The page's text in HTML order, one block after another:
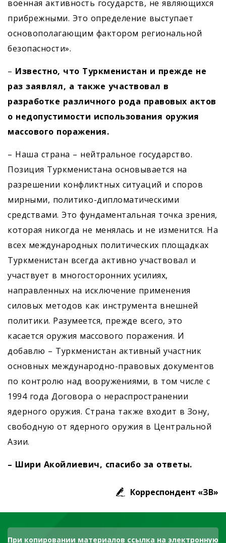
военная активность государств, не являющихся
прибрежными. Это определение выступает
основополагающим фактором региональной
безопасности».
– Известно, что Туркменистан и прежде не
раз заявлял, а также участвовал в
разработке различного рода правовых актов
о недопустимости использования оружия
массового поражения.
– Наша страна – нейтральное государство.
Позиция Туркменистана основывается на
разрешении конфликтных ситуаций и споров
мирными, политико-дипломатическими
средствами. Это фундаментальная точка зрения,
которая никогда не менялась и не изменится. На
всех международных политических площадках
Туркменистан всегда активно участвовал и
участвует в многосторонних усилиях,
направленных на исключение применения
силовых методов как инструмента внешней
политики. Разумеется, прежде всего, это
касается оружия массового поражения. И
добавлю – Туркменистан активный участник
основных международно-правовых документов
по контролю над вооружениями, в том числе с
1994 года Договора о нераспространении
ядерного оружия. Страна также входит в Зону,
свободную от ядерного оружия в Центральной
Азии.
– Шири Акойлиевич, спасибо за ответы.
Корреспондент «ЗВ»
При копировании материалов ссылка на электронную